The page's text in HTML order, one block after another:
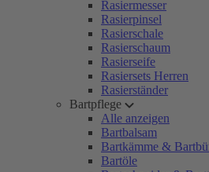
Rasiermesser
Rasierpinsel
Rasierschale
Rasierschaum
Rasierseife
Rasiersets Herren
Rasierständer
Bartpflege
Alle anzeigen
Bartbalsam
Bartkämme &
Bartöle